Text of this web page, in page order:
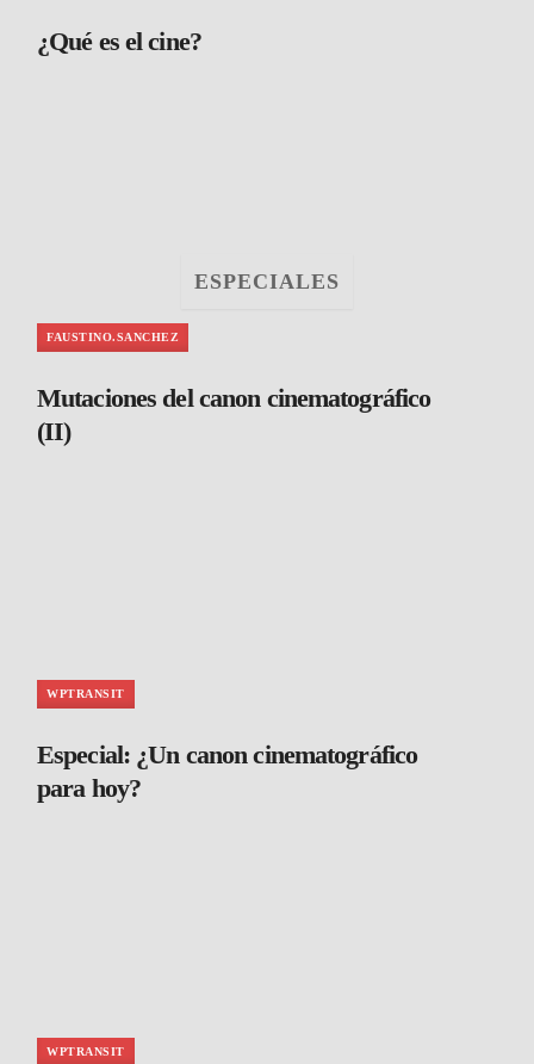
¿Qué es el cine?
ESPECIALES
FAUSTINO.SANCHEZ
Mutaciones del canon cinematográfico
(II)
WPTRANSIT
Especial: ¿Un canon cinematográfico
para hoy?
WPTRANSIT